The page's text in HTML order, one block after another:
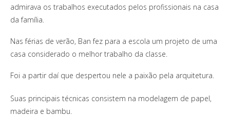
admirava os trabalhos executados pelos profissionais na casa
da família.
Nas férias de verão, Ban fez para a escola um projeto de uma
casa considerado o melhor trabalho da classe.
Foi a partir daí que despertou nele a paixão pela arquitetura.
Suas principais técnicas consistem na modelagem de papel,
madeira e bambu.